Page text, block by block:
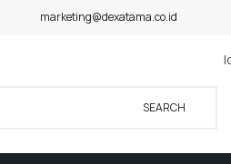
marketing@dexatama.co.id
SEARCH